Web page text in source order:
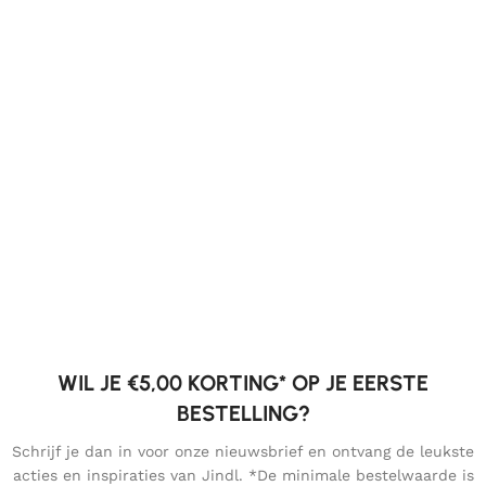
WIL JE €5,00 KORTING* OP JE EERSTE
BESTELLING?
Schrijf je dan in voor onze nieuwsbrief en ontvang de leukste
acties en inspiraties van Jindl. *De minimale bestelwaarde is